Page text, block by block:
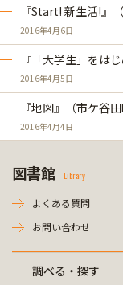
『Start! 新生活!』（
2016年4月6日
『「大学生」をは
2016年4月5日
『地図』（市ケ谷田
2016年4月4日
図書館 Library
よくある質問
お問い合わせ
調べる・探す